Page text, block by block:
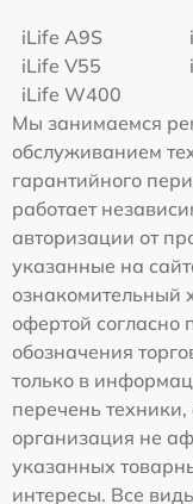
iLife A9S
iLife V55
iLife W400
Мы занимаемся
обслуживанием
гарантийного
работает
авторизации от
указанные на
ознакомительный
офертой согласно
обозначения
только в
перечень
организация не
указанных
интересы. Все